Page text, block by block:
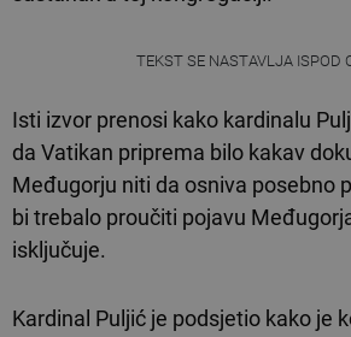
TEKST SE NASTAVLJA ISPOD
Isti izvor prenosi kako kardinalu
da Vatikan priprema bilo kakav
Međugorju niti da osniva posebno
bi trebalo proučiti pojavu
isključuje.
Kardinal Puljić je podsjetio kako je